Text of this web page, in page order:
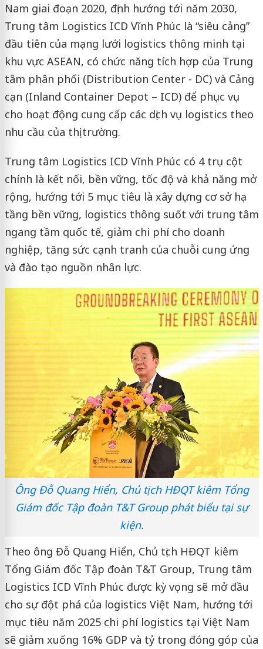
Nam giai đoạn 2020, định hướng tới năm 2030,
Trung tâm Logistics ICD Vĩnh Phúc là “siêu cảng”
đầu tiên của mạng lưới logistics thông minh tại
khu vực ASEAN, có chức năng tích hợp của Trung
tâm phân phối (Distribution Center - DC) và Cảng
cạn (Inland Container Depot – ICD) để phục vụ
cho hoạt động cung cấp các dịch vụ logistics theo
nhu cầu của thị trường.
Trung tâm Logistics ICD Vĩnh Phúc có 4 trụ cột
chính là kết nối, bền vững, tốc độ và khả năng mở
rộng, hướng tới 5 mục tiêu là xây dựng cơ sở hạ
tầng bền vững, logistics thông suốt với trung tâm
ngang tầm quốc tế, giảm chi phí cho doanh
nghiệp, tăng sức cạnh tranh của chuỗi cung ứng
và đào tạo nguồn nhân lực.
Ông Đỗ Quang Hiển, Chủ tịch HĐQT kiêm Tổng
Giám đốc Tập đoàn T&T Group phát biểu tại sự
kiện.
Theo ông Đỗ Quang Hiển, Chủ tịch HĐQT kiêm
Tổng Giám đốc Tập đoàn T&T Group, Trung tâm
Logistics ICD Vĩnh Phúc được kỳ vọng sẽ mở đầu
cho sự đột phá của logistics Việt Nam, hướng tới
mục tiêu năm 2025 chi phí logistics tại Việt Nam
sẽ giảm xuống 16% GDP và tỷ trong đóng góp của